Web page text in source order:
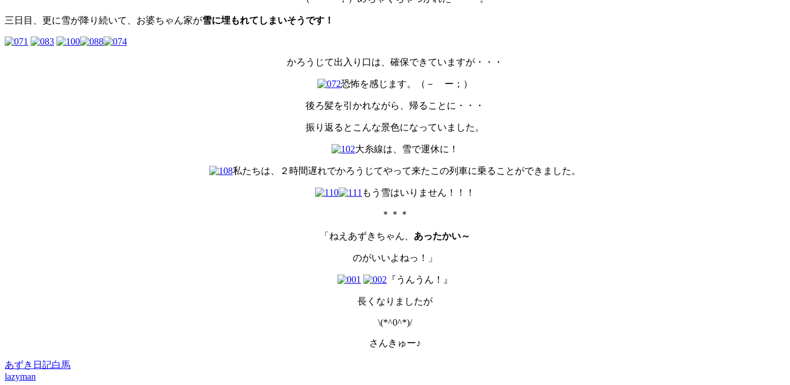
三日目、更に雪が降り続いて、お婆ちゃん家が雪に埋もれてしまいそうです！
かろうじて出入り口は、確保できていますが・・・
恐怖を感じます。（－ ー；）
後ろ髪を引かれながら、帰ることに・・・
振り返るとこんな景色になっていました。
大糸線は、雪で運休に！
私たちは、２時間遅れでかろうじてやって来たこの列車に乗ることができました。
もう雪はいりません！！！
＊＊＊
「ねえあずきちゃん、 あったかい～
のがいいよねっ！」
『うんうん！』
長くなりましたが
\(*^0^*)/
さんきゅー♪
あずき日記白馬
lazyman